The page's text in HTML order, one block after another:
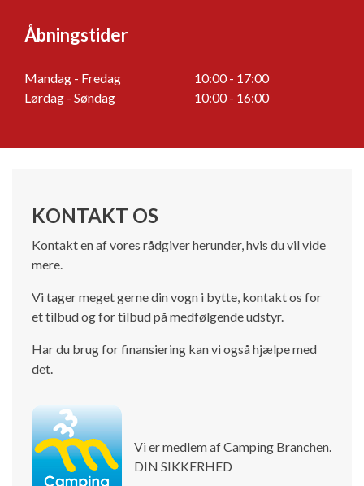
Åbningstider
Mandag - Fredag
10:00 - 17:00
Lørdag - Søndag
10:00 - 16:00
KONTAKT OS
Kontakt en af vores rådgiver herunder, hvis du vil vide
mere.
Vi tager meget gerne din vogn i bytte, kontakt os for
et tilbud og for tilbud på medfølgende udstyr.
Har du brug for finansiering kan vi også hjælpe med
det.
Vi er medlem af Camping Branchen.
DIN SIKKERHED